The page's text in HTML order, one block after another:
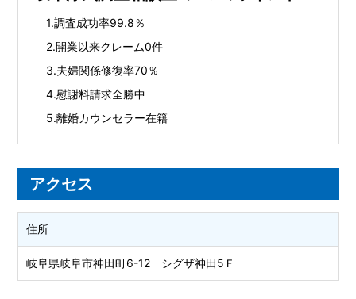
調査成功率99.8％
開業以来クレーム0件
夫婦関係修復率70％
慰謝料請求全勝中
離婚カウンセラー在籍
アクセス
住所
岐阜県岐阜市神田町6-12 シグザ神田5Ｆ